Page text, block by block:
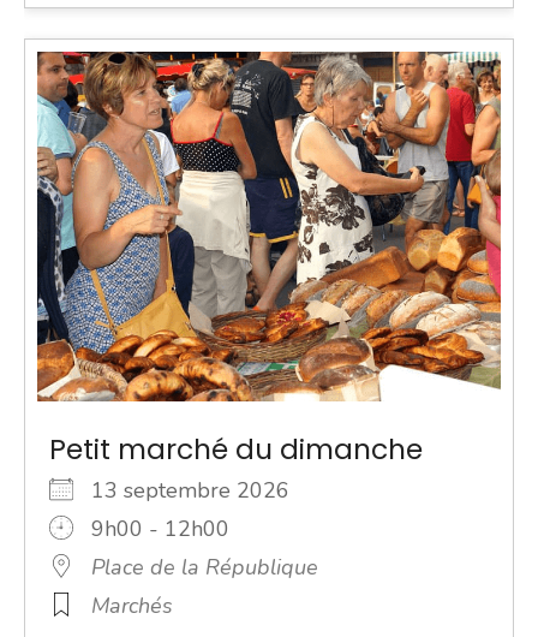
Petit marché du dimanche
13 septembre 2026
9h00 - 12h00
Place de la République
Marchés